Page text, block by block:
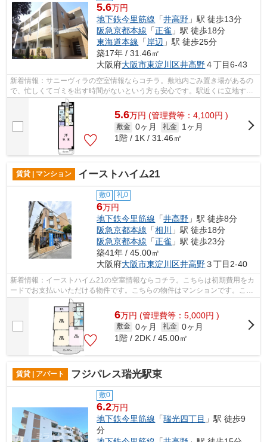
5.6万円
地下鉄今里筋線 「井高野 」駅 徒歩13分
阪急京都本線 「正雀 」駅 徒歩18分
東海道本線 「 岸辺 」駅 徒歩25分
築17年 / 31.46㎡
大阪府大阪市東淀川区井高野４丁目6-43
新着情報：サニーヴィラの空室情報ならコチラ。敷地内ごみ置き場があるの
で、忙しくてゴミを出す時間がないという方も安心です。駅近くに立地する
物件で、徒歩13分程でアクセスできま...
5.6万円 (管理費等：4,100円 )
敷金 0ヶ月 礼金
1ヶ月
1階 / 1K / 31.46㎡
賃貸 | マンション イーストハイム21
敷0 礼0
6万円
地下鉄今里筋線 「井高野 」駅 徒歩8分
阪急京都本線 「相川
」駅 徒歩18分
阪急京都本線 「正雀 」駅 徒歩23分
築41年 / 45.00㎡
大阪府大阪市東淀川区井高野３丁目2-40
新着情報：イーストハイム21の空室情報ならコチラ。こちらは初期費用をカ
ードでお支払いいただける物件です。こちらの物件はマンションです。こち
らは鉄骨造りで耐震性が強い物件です...
6万円 (管理費等：5,000円 )
敷金 0ヶ月 礼金 0ヶ月
1階 / 2DK / 45.00㎡
賃貸 | アパート フジパレス瑞光駅東
敷0
6.2万円
地下鉄今里筋線 「瑞光四丁目 」駅 徒歩9
分